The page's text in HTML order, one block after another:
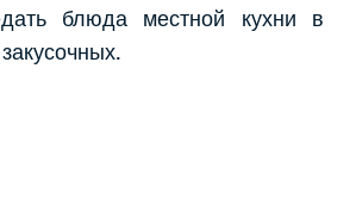
блюда местной кухни в